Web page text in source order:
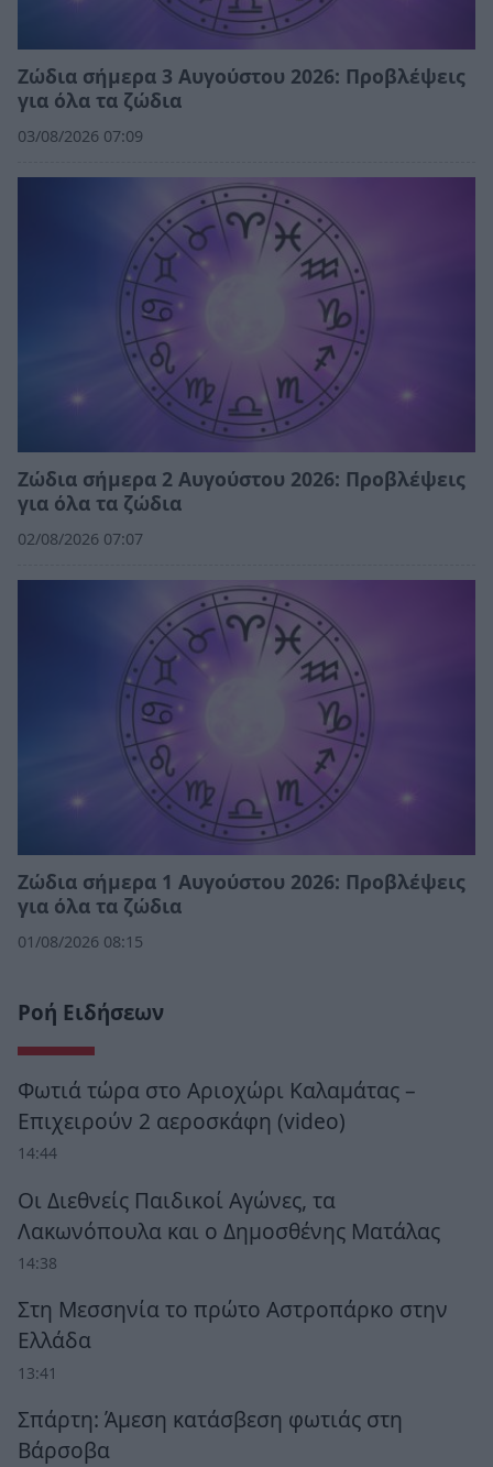
Ζώδια σήμερα 3 Αυγούστου 2026: Προβλέψεις
για όλα τα ζώδια
03/08/2026 07:09
Ζώδια σήμερα 2 Αυγούστου 2026: Προβλέψεις
για όλα τα ζώδια
02/08/2026 07:07
Ζώδια σήμερα 1 Αυγούστου 2026: Προβλέψεις
για όλα τα ζώδια
01/08/2026 08:15
Ροή Ειδήσεων
Φωτιά τώρα στο Αριοχώρι Καλαμάτας –
Επιχειρούν 2 αεροσκάφη (video)
14:44
Οι Διεθνείς Παιδικοί Αγώνες, τα
Λακωνόπουλα και ο Δημοσθένης Ματάλας
14:38
Στη Μεσσηνία το πρώτο Αστροπάρκο στην
Ελλάδα
13:41
Σπάρτη: Άμεση κατάσβεση φωτιάς στη
Βάρσοβα